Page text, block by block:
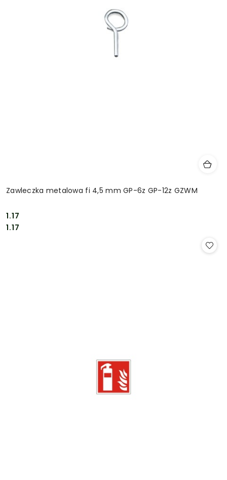
Zawleczka metalowa fi 4,5 mm GP-6z GP-12z GZWM
Cena:
1.17
Cena:
1.17